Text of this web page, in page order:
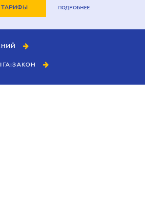
ТАРИФЫ ПОДРОБНЕЕ